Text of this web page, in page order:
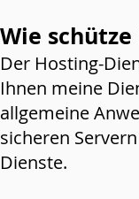
Wie
Der Hosting-
Ihnen meine
allgemeine
sicheren
Dienste.